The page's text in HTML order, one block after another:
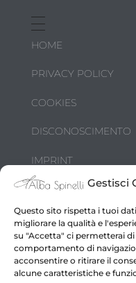
Gestisci
Questo sito rispetta i tuoi
migliorare la qualità e
su "Accetta" ci permetterai
comportamento di
acconsentire o ritirare il
alcune caratteristiche e
HOME
PRIVACY POLICY
COOKIES
DISCONOSCIMENTO
IMPRINT
DIRITTI D’AUTORE